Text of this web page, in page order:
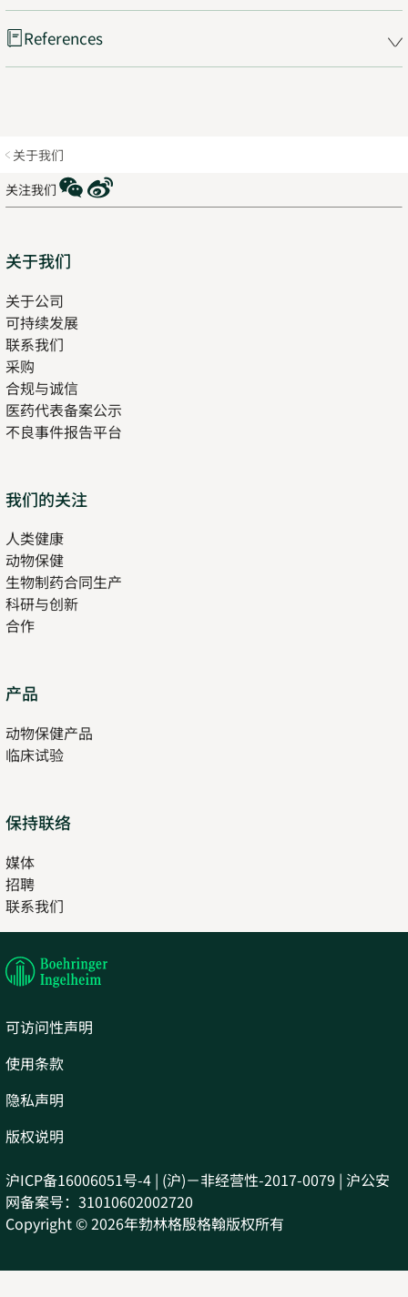
References
关于我们
关注我们
WeChat
Weibo
Sitemap
关于我们
关于公司
可持续发展
联系我们
采购
合规与诚信
医药代表备案公示
不良事件报告平台
我们的关注
人类健康
new
tab
动物保健
生物制药合同生产
科研与创新
合作
产品
new
tab
动物保健产品
临床试验
保持联络
媒体
招聘
in
new
联系我们
in
tab
可访问性声明
使用条款
隐私声明
版权说明
沪ICP备16006051号-4 | (沪)－非经营性-2017-0079 | 沪公安
网备案号：31010602002720
Copyright © 2026年勃林格殷格翰版权所有